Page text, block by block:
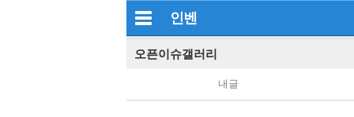
인벤
오픈이슈갤러리
내글